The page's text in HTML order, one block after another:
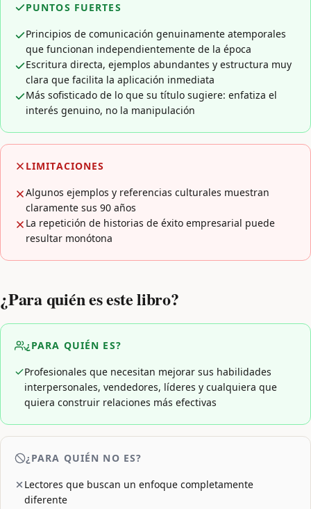
PUNTOS FUERTES
Principios de comunicación genuinamente atemporales
que funcionan independientemente de la época
Escritura directa, ejemplos abundantes y estructura muy
clara que facilita la aplicación inmediata
Más sofisticado de lo que su título sugiere: enfatiza el
interés genuino, no la manipulación
LIMITACIONES
Algunos ejemplos y referencias culturales muestran
claramente sus 90 años
La repetición de historias de éxito empresarial puede
resultar monótona
¿Para quién es este libro?
¿PARA QUIÉN ES?
Profesionales que necesitan mejorar sus habilidades
interpersonales, vendedores, líderes y cualquiera que
quiera construir relaciones más efectivas
¿PARA QUIÉN NO ES?
Lectores que buscan un enfoque completamente
diferente